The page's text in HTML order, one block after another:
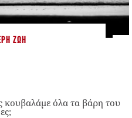
ΖΩΉ
κουβαλάμε όλα τα βάρη του